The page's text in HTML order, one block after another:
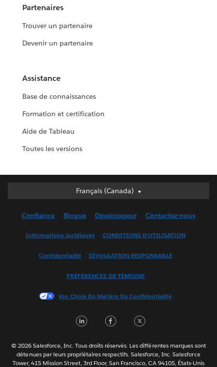
Partenaires
Trouver un partenaire
Devenir un partenaire
Assistance
Base de connaissances
Formation et certification
Aide de Tableau
Toutes les versions
Français (Canada)
Français (Canada)
English (UK)
Français (France)
한국어
Português
ไทย
Confiance Blogue Développeur Contactez-nous
Informations Juridiques CONDITIONS D’UTILISATION
Confidentialité DIVULGATION RESPONSABLE
PRÉFÉRENCES DE TÉMOINS
Vos Choix En Matière De Confidentialité
LinkedInFacebook
© 2026 Salesforce, Inc. Tous droits réservés. Les différentes marques sont
détenues par leurs propriétaires respectifs. Salesforce, Inc. Salesforce
Tower, 415 Mission Street, 3rd Floor, San Francisco, CA 94105, États-Unis